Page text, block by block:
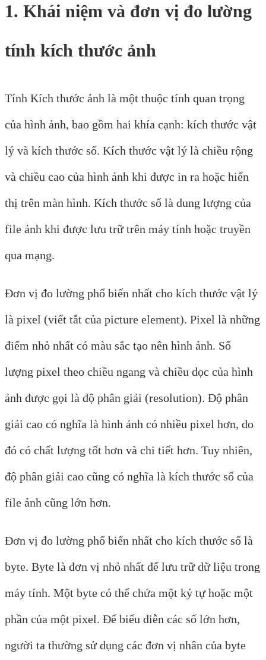
1. Khái niệm và đơn vị đo lường
tính kích thước ảnh
Tính Kích thước ảnh là một thuộc tính quan trọng
của hình ảnh, bao gồm hai khía cạnh: kích thước vật
lý và kích thước số. Kích thước vật lý là chiều rộng
và chiều cao của hình ảnh khi được in ra hoặc hiển
thị trên màn hình. Kích thước số là dung lượng của
file ảnh khi được lưu trữ trên máy tính hoặc truyền
qua mạng.
Đơn vị đo lường phổ biến nhất cho kích thước vật lý
là pixel (viết tắt của picture element). Pixel là những
điểm nhỏ nhất có màu sắc tạo nên hình ảnh. Số
lượng pixel theo chiều ngang và chiều dọc của hình
ảnh được gọi là độ phân giải (resolution). Độ phân
giải cao có nghĩa là hình ảnh có nhiều pixel hơn, do
đó có chất lượng tốt hơn và chi tiết hơn. Tuy nhiên,
độ phân giải cao cũng có nghĩa là kích thước số của
file ảnh cũng lớn hơn.
Đơn vị đo lường phổ biến nhất cho kích thước số là
byte. Byte là đơn vị nhỏ nhất để lưu trữ dữ liệu trong
máy tính. Một byte có thể chứa một ký tự hoặc một
phần của một pixel. Để biểu diễn các số lớn hơn,
người ta thường sử dụng các đơn vị nhân của byte